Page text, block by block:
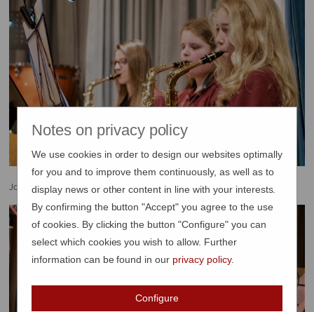
Johanna, Nora und Marianne am Saxophon
Notes on privacy policy
We use cookies in order to design our websites optimally
for you and to improve them continuously, as well as to
display news or other content in line with your interests.
By confirming the button "Accept" you agree to the use
of cookies. By clicking the button "Configure" you can
select which cookies you wish to allow. Further
information can be found in our privacy policy.
Configure